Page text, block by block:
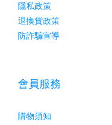
隱私政策
退換貨政策
防詐騙宣導
會員服務
購物須知